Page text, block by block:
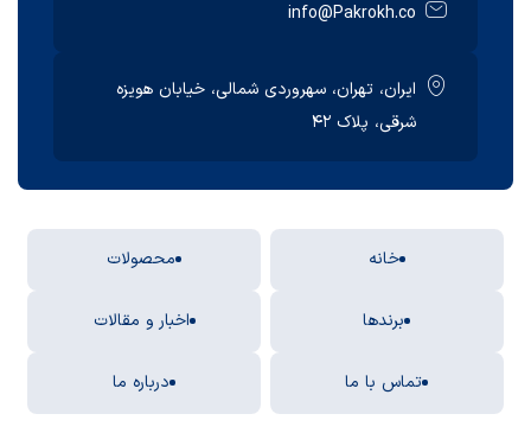
info@Pakrokh.co
ایران، تهران، سهروردی شمالی، خیابان هویزه
شرقی، پلاک ۴۲
خانه محصولات
برندها اخبار و مقالات
تماس با ما درباره ما